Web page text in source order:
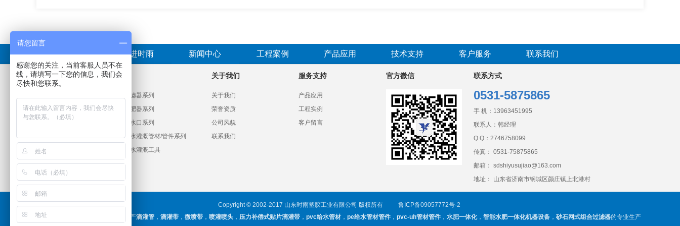
首页 走进时雨 新闻中心 工程案例 产品应用 技术支持 客户服务 联系我们
产品分类
HDPE给水管材管件系列
微喷喷灌系列
大田喷灌系列
过滤器系列
施肥器系列
出水口系列
节水灌溉管材/管件系列
节水灌溉工具
关于我们
关于我们
荣誉资质
公司风貌
联系我们
服务支持
产品应用
工程实例
客户留言
官方微信 联系方式
0531-5875865
手 机： 13963451995
联系人：韩经理
Q Q： 2746758099
传真： 0531-75875865
邮箱： sdshiyusujiao@163.com
地址： 山东省济南市钢城区颜庄镇上北港村
Copyright © 2002-2017 山东时雨塑胶工业有限公司 版权所有
鲁ICP备09057772号-2
山东时雨塑胶工业有限公司主要生产滴灌管 ， 滴灌带 ， 微喷带 ， 喷灌喷头 ， 压力补偿式贴片滴灌带 ， pvc给水管材， pe给水管材管件 ， pvc-uh管材管件 ， 水肥一体化， 智能水肥一体化机器设备 ， 砂石网式组合过滤器的专业生产
请您留言
感谢您的关注，当前客服人员不在
线，请填写一下您的信息，我们会
尽快和您联系。